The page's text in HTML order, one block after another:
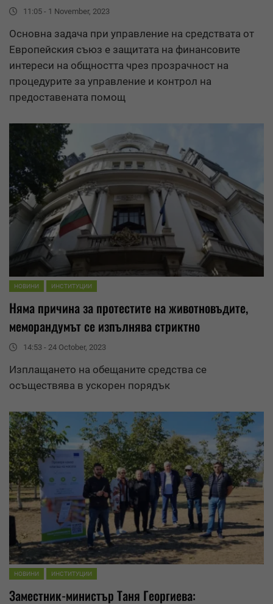
11:05 - 1 November, 2023
Основна задача при управление на средствата от
Европейския съюз е защитата на финансовите
интереси на общността чрез прозрачност на
процедурите за управление и контрол на
предоставената помощ
НОВИНИ ИНСТИТУЦИИ
Няма причина за протестите на животновъдите,
меморандумът се изпълнява стриктно
14:53 - 24 October, 2023
Изплащането на обещаните средства се
осъществява в ускорен порядък
НОВИНИ ИНСТИТУЦИИ
Заместник-министър Таня Георгиева: